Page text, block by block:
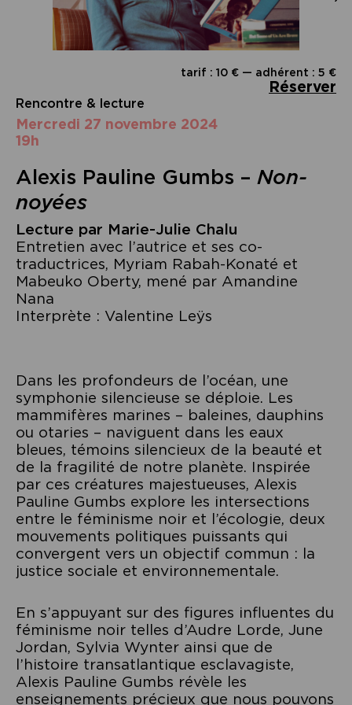
tarif : 10 € — adhérent : 5 €
Réserver
Rencontre & lecture
mercredi 27 novembre 2024
19h
Alexis Pauline Gumbs – Non-
noyées
Lecture par Marie-Julie Chalu
Entretien avec l’autrice et ses co-
traductrices, Myriam Rabah-Konaté et
Mabeuko Oberty, mené par Amandine
Nana
Interprète : Valentine Leÿs
Dans les profondeurs de l’océan, une
symphonie silencieuse se déploie. Les
mammifères marines – baleines, dauphins
ou otaries – naviguent dans les eaux
bleues, témoins silencieux de la beauté et
de la fragilité de notre planète. Inspirée
par ces créatures majestueuses, Alexis
Pauline Gumbs explore les intersections
entre le féminisme noir et l’écologie, deux
mouvements politiques puissants qui
convergent vers un objectif commun : la
justice sociale et environnementale.
En s’appuyant sur des figures influentes du
féminisme noir telles d’Audre Lorde, June
Jordan, Sylvia Wynter ainsi que de
l’histoire transatlantique esclavagiste,
Alexis Pauline Gumbs révèle les
enseignements précieux que nous pouvons